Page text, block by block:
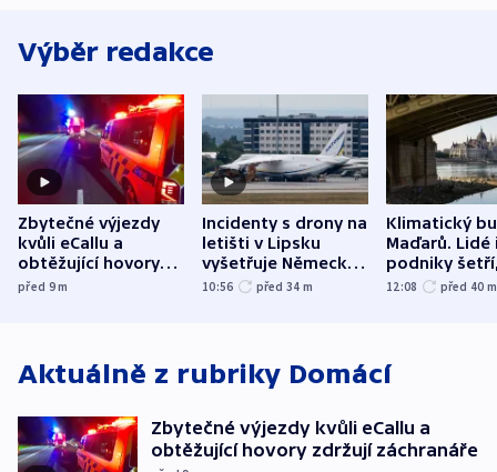
Výběr redakce
Zbytečné výjezdy
kvůli eCallu a
obtěžující hovory
zdržují záchranáře
před 9m
Incidenty s drony na
letišti v Lipsku
vyšetřuje Německo
jako úmyslný pokus
10:56 před 34 m
Klimatický
Maďarů. Lidé
podniky
omezuje se
12:08 před 40 m
Aktuálně z rubriky Domácí
Zbytečné výjezdy kvůli eCallu a
obtěžující hovory zdržují záchranáře